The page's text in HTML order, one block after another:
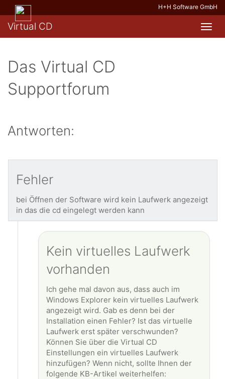
H+H Software GmbH
Virtual CD
Das Virtual CD
Supportforum
Antworten:
Fehler
bei Öffnen der Software wird kein Laufwerk angezeigt
in das die cd eingelegt werden kann
Kein virtuelles Laufwerk
vorhanden
Ich gehe mal davon aus, dass auch im
Windows Explorer kein virtuelles Laufwerk
angezeigt wird. Gab es denn bei der
Installation einen Fehler? Ist das virtuelle
Laufwerk erst später verschwunden?
Können Sie über die Virtual CD
Einstellungen ein virtuelles Laufwerk
hinzufügen? Wenn nicht, sollte Ihnen der
folgende KB-Artikel weiterhelfen: